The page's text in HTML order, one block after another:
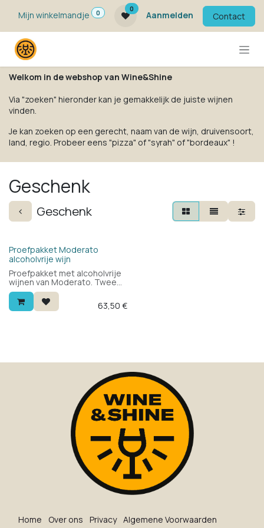
Mijn winkelmandje
0
0
Aanmelden Contact
Welkom in de webshop van Wine&Shine
Via "zoeken" hieronder kan je gemakkelijk de juiste wijnen
vinden.
Je kan zoeken op een gerecht, naam van de wijn, druivensoort,
land, regio. Probeer eens "pizza" of "syrah" of "bordeaux" !
Geschenk
Geschenk
Proefpakket Moderato
alcoholvrije wijn
Proefpakket met alcoholvrije
wijnen van Moderato. Twee
flessen van elk: rood, wit en
schuimwijn. Alcoholvrij met de
smaak van echte wijn — om te
63,50 €
Ho​me O​ve​r on​s Privacy Algemene Voorwaarden